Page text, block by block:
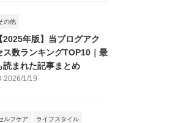
の他
【2025年版】当ブログアク
ス数ランキングTOP10｜最
読まれた記事まとめ
2026/1/19
ルフケア ライフスタイル